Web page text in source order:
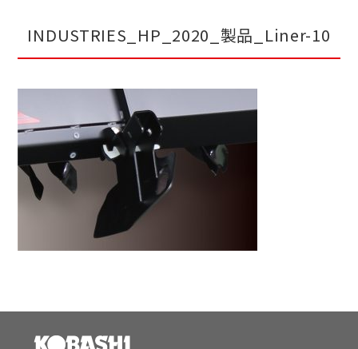
INDUSTRIES_HP_2020_製品_Liner-10